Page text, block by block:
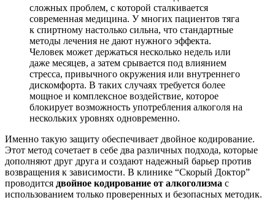
сложных проблем, с которой сталкивается
современная медицина. У многих пациентов тяга
к спиртному настолько сильна, что стандартные
методы лечения не дают нужного эффекта.
Человек может держаться несколько недель или
даже месяцев, а затем срывается под влиянием
стресса, привычного окружения или внутреннего
дискомфорта. В таких случаях требуется более
мощное и комплексное воздействие, которое
блокирует возможность употребления алкоголя на
нескольких уровнях одновременно.
Именно такую защиту обеспечивает двойное кодирование.
Этот метод сочетает в себе два различных подхода, которые
дополняют друг друга и создают надежный барьер против
возвращения к зависимости. В клинике “Скорый Доктор”
проводится двойное кодирование от алкоголизма с
использованием только проверенных и безопасных методик.